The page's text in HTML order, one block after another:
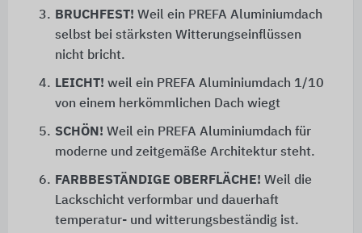
3. BRUCHFEST! Weil ein PREFA Aluminiumdach
selbst bei stärksten Witterungseinflüssen
nicht bricht.
4. LEICHT! weil ein PREFA Aluminiumdach 1/10
von einem herkömmlichen Dach wiegt
5. SCHÖN! Weil ein PREFA Aluminiumdach für
moderne und zeitgemäße Architektur steht.
6. FARBBESTÄNDIGE OBERFLÄCHE! Weil die
Lackschicht verformbar und dauerhaft
temperatur- und witterungsbeständig ist.